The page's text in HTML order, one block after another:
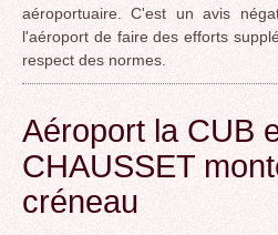
aéroportuaire. C'est un avis
l'aéroport de faire des efforts
respect des normes.
Aéroport la CUB
CHAUSSET
créneau